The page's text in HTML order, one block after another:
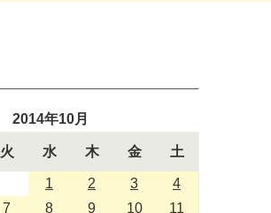
2014年10月
火 水 木 金 土
1 2 3
4
7 8 9 10
11